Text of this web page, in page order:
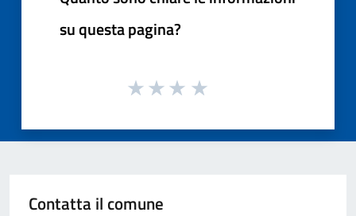
su questa pagina?
Contatta il comune